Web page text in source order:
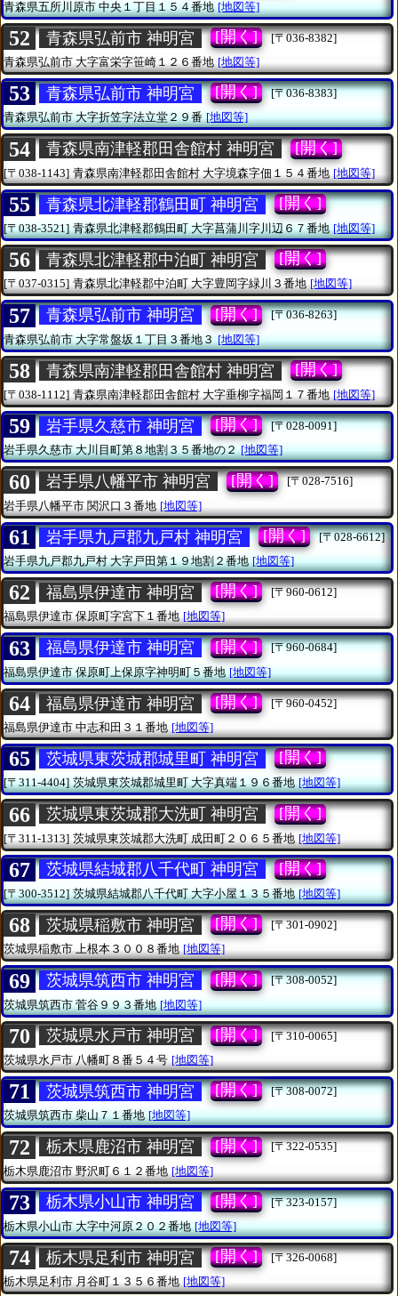
青森県五所川原市中央１丁目１５４番地 [地図等]
52 青森県弘前市 神明宮 [開く]
[〒036-8382]
青森県弘前市大字富栄字笹崎１２６番地 [地図等]
53 青森県弘前市 神明宮 [開く]
[〒036-8383]
青森県弘前市大字折笠字法立堂２９番 [地図等]
54 青森県南津軽郡田舎館村 神明宮 [開く]
[〒038-1143] 青森県南津軽郡田舎館村 大字境森字佃１５４番地 [地図等]
55 青森県北津軽郡鶴田町 神明宮 [開く]
[〒038-3521] 青森県北津軽郡鶴田町大字菖蒲川字川辺６７番地 [地図等]
56 青森県北津軽郡中泊町 神明宮 [開く]
[〒037-0315] 青森県北津軽郡中泊町大字豊岡字緑川３番地 [地図等]
57 青森県弘前市 神明宮 [開く]
[〒036-8263]
青森県弘前市大字常盤坂１丁目３番地３ [地図等]
58 青森県南津軽郡田舎館村 神明宮 [開く]
[〒038-1112] 青森県南津軽郡田舎館村大字垂柳字福岡１７番地 [地図等]
59 岩手県久慈市 神明宮 [開く]
[〒028-0091]
岩手県久慈市大川目町第８地割３５番地の２ [地図等]
60 岩手県八幡平市 神明宮 [開く]
[〒028-7516]
岩手県八幡平市 関沢口３番地 [地図等]
61 岩手県九戸郡九戸村 神明宮 [開く]
[〒028-6612]
岩手県九戸郡九戸村大字戸田第１９地割２番地 [地図等]
62 福島県伊達市 神明宮 [開く]
[〒960-0612]
福島県伊達市保原町字宮下１番地 [地図等]
63 福島県伊達市 神明宮 [開く]
[〒960-0684]
福島県伊達市保原町上保原字神明町５番地 [地図等]
64 福島県伊達市 神明宮 [開く]
[〒960-0452]
福島県伊達市中志和田３１番地 [地図等]
65 茨城県東茨城郡城里町 神明宮 [開く]
[〒311-4404] 茨城県東茨城郡城里町大字真端１９６番地 [地図等]
66 茨城県東茨城郡大洗町 神明宮 [開く]
[〒311-1313] 茨城県東茨城郡大洗町 成田町２０６５番地 [地図等]
67 茨城県結城郡八千代町 神明宮 [開く]
[〒300-3512] 茨城県結城郡八千代町大字小屋１３５番地 [地図等]
68 茨城県稲敷市 神明宮 [開く]
[〒301-0902]
茨城県稲敷市上根本３００８番地 [地図等]
69 茨城県筑西市 神明宮 [開く]
[〒308-0052]
茨城県筑西市菅谷９９３番地 [地図等]
70 茨城県水戸市 神明宮 [開く]
[〒310-0065]
茨城県水戸市 八幡町８番５４号 [地図等]
71 茨城県筑西市 神明宮 [開く]
[〒308-0072]
茨城県筑西市柴山７１番地 [地図等]
72 栃木県鹿沼市 神明宮 [開く]
[〒322-0535]
栃木県鹿沼市 野沢町６１２番地 [地図等]
73 栃木県小山市 神明宮 [開く]
[〒323-0157]
栃木県小山市大字中河原２０２番地 [地図等]
74 栃木県足利市 神明宮 [開く]
[〒326-0068]
栃木県足利市月谷町１３５６番地 [地図等]